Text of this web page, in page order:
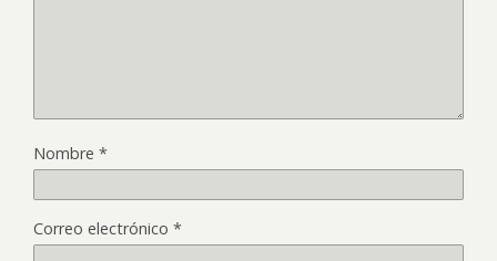
Nombre *
Correo electrónico *